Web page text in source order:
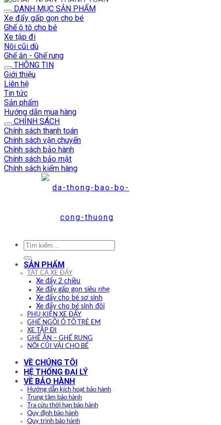
DANH MỤC SẢN PHẨM
Xe đẩy gấp gọn cho bé
Ghế ô tô cho bé
Xe tập đi
Nôi cũi dù
Ghế ăn - Ghế rung
THÔNG TIN
Giới thiệu
Liên hệ
Tin tức
Sản phẩm
Hướng dẫn mua hàng
CHÍNH SÁCH
Chính sách thanh toán
Chính sách vận chuyển
Chính sách bảo hành
Chính sách bảo mật
Chính sách kiểm hàng
Tìm
kiếm:
SẢN PHẨM
TẤT CẢ XE ĐẨY
Xe đẩy 2 chiều
Xe đẩy gấp gọn siêu nhẹ
Xe đẩy cho bé sơ sinh
Xe đẩy cho bé sinh đôi
PHỤ KIỆN XE ĐẨY
GHẾ NGỒI Ô TÔ TRẺ EM
XE TẬP ĐI
GHẾ ĂN – GHẾ RUNG
NÔI CŨI VẢI CHO BÉ
VỀ CHÚNG TÔI
HỆ THỐNG ĐẠI LÝ
VỀ BẢO HÀNH
Hướng dẫn kích hoạt bảo hành
Trung tâm bảo hành
Tra cứu thời hạn bảo hành
Quy định bảo hành
Quy trình bảo hành